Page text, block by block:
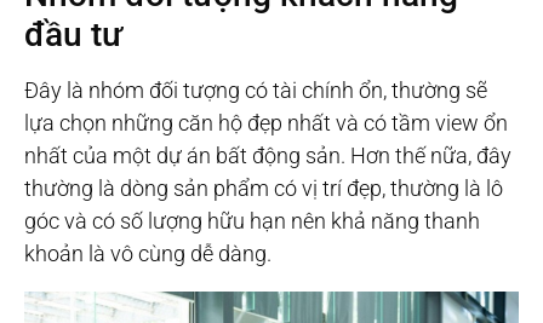
đầu tư
Đây là nhóm đối tượng có tài chính ổn, thường sẽ
lựa chọn những căn hộ đẹp nhất và có tầm view ổn
nhất của một dự án bất động sản. Hơn thế nữa, đây
thường là dòng sản phẩm có vị trí đẹp, thường là lô
góc và có số lượng hữu hạn nên khả năng thanh
khoản là vô cùng dễ dàng.